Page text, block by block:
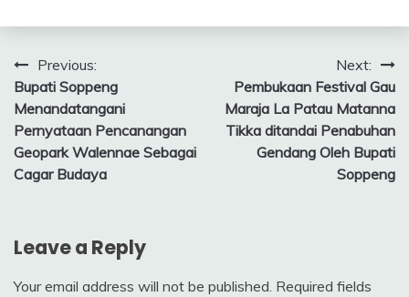
Post
navigation
Previous:
Bupati Soppeng
Menandatangani
Pernyataan Pencanangan
Geopark Walennae Sebagai
Cagar Budaya
Next:
Pembukaan Festival Gau
Maraja La Patau Matanna
Tikka ditandai Penabuhan
Gendang Oleh Bupati
Soppeng
Leave a Reply
Your email address will not be published. Required fields